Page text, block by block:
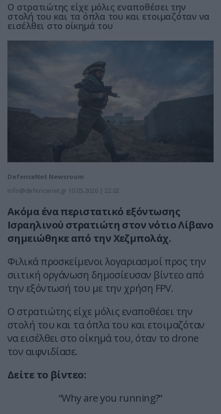
Ο στρατιώτης είχε μόλις εναποθέσει την
στολή του και τα όπλα του και ετοιμαζόταν να
εισέλθει στο οίκημά του
DefenceNet Newsroom
info@defencenet.gr 10.05.2026 | 22:02
Ακόμα ένα περιστατικό εξόντωσης
Ισραηλινού στρατιώτη στον νότιο Λίβανο
σημειώθηκε από την Χεζμπολάχ.
Φιλικά προσκείμενοι λογαριασμοί προς την
σιιτική οργάνωση δημοσίευσαν βίντεο από
την εξόντωσή του με την χρήση FPV.
Ο στρατιώτης είχε μόλις εναποθέσει την
στολή του και τα όπλα του και ετοιμαζόταν
να εισέλθει στο οίκημά του, όταν το drone
τον αιφνιδίασε.
Δείτε το βίντεο:
“Why are you running?“